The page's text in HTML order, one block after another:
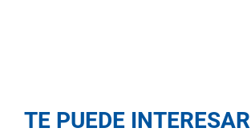
TE PUEDE INTERESAR